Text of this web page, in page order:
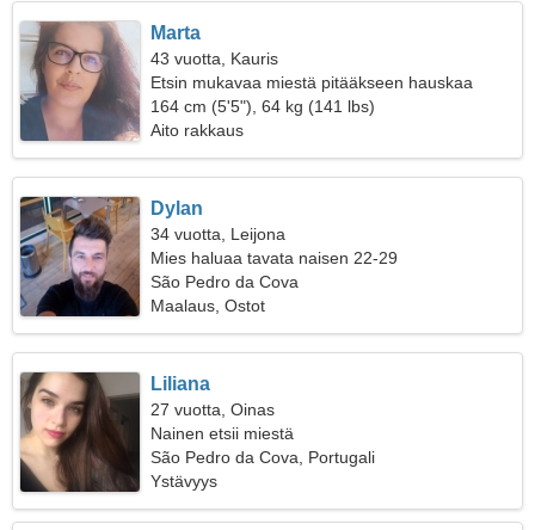
Marta
43 vuotta, Kauris
Etsin mukavaa miestä pitääkseen hauskaa
164 cm (5'5"), 64 kg (141 lbs)
Aito rakkaus
Dylan
34 vuotta, Leijona
Mies haluaa tavata naisen 22-29
São Pedro da Cova
Maalaus, Ostot
Liliana
27 vuotta, Oinas
Nainen etsii miestä
São Pedro da Cova, Portugali
Ystävyys